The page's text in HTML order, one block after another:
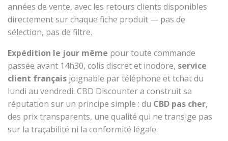
années de vente, avec les retours clients disponibles
directement sur chaque fiche produit — pas de
sélection, pas de filtre.
Expédition le jour même pour toute commande
passée avant 14h30, colis discret et inodore, service
client français joignable par téléphone et tchat du
lundi au vendredi. CBD Discounter a construit sa
réputation sur un principe simple : du CBD pas cher,
des prix transparents, une qualité qui ne transige pas
sur la traçabilité ni la conformité légale.